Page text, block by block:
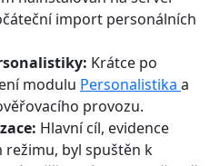
import personálních
Krátce po
modulu Personalistika a
provozu.
Hlavní cíl, evidence
režimu, byl spuštěn k